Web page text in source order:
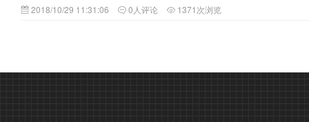
2018/10/29 11:31:06 0人评论 1371次浏览